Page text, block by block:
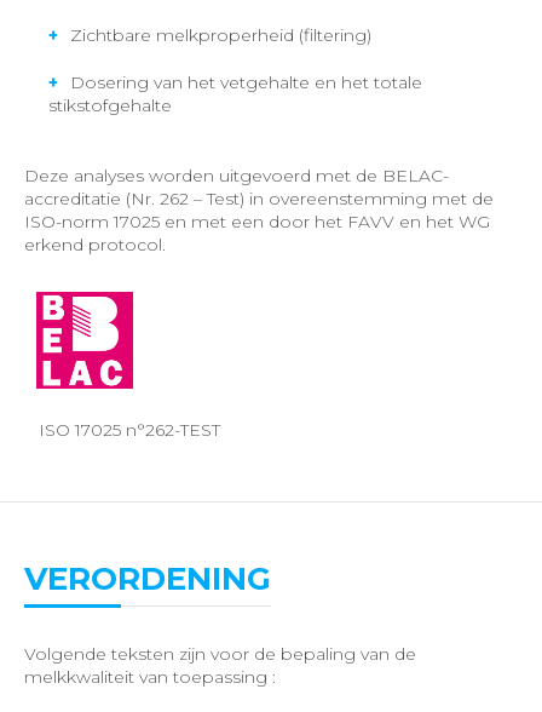
Zichtbare melkproperheid (filtering)
Dosering van het vetgehalte en het totale
stikstofgehalte
Deze analyses worden uitgevoerd met de BELAC-
accreditatie (Nr. 262 – Test) in overeenstemming met de
ISO-norm 17025 en met een door het FAVV en het WG
erkend protocol.
ISO 17025 n°262-TEST
VERORDENING
Volgende teksten zijn voor de bepaling van de
melkkwaliteit van toepassing :